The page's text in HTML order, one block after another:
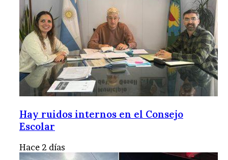
Hay ruidos internos en el Consejo
Escolar
Hace 2 días